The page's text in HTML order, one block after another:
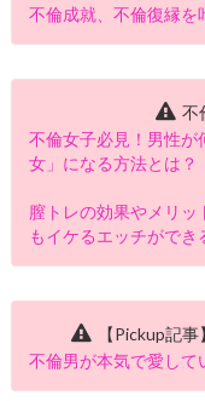
不倫成就、不倫復縁を
不
不倫女子必見！男性が
女」になる方法とは？
膣トレの効果やメリ
もイケるエッチができ
【Pickup記
不倫男が本気で愛して